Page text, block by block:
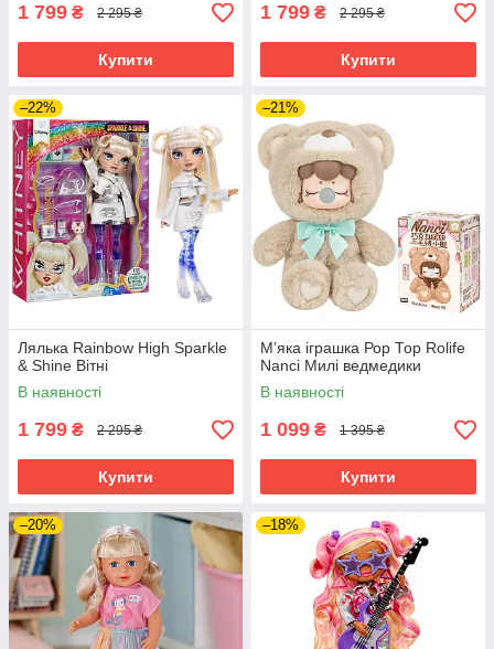
1 799 ₴ 2 295 ₴
Купити
1 799 ₴ 2 295 ₴
Купити
–22%
Лялька Rainbow High Sparkle
& Shine Вітні
В наявності
1 799 ₴ 2 295 ₴
Купити
–21%
Мʼяка іграшка Рор Тор Rolife
Nanci Милі ведмедики
В наявності
1 099 ₴ 1 395 ₴
Купити
–20% –18%